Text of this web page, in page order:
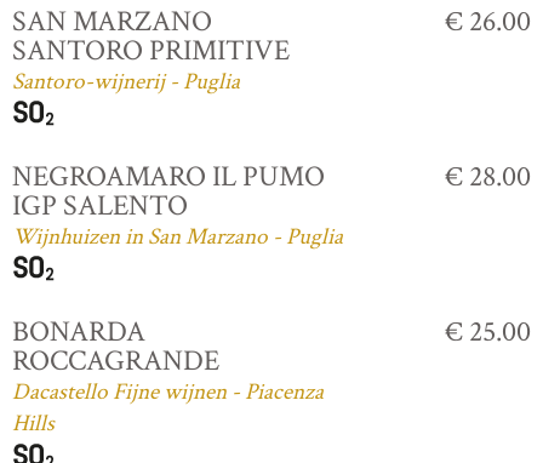
SAN MARZANO
SANTORO PRIMITIVE
Santoro-wijnerij - Puglia
€ 26.00
NEGROAMARO IL PUMO
IGP SALENTO
Wijnhuizen in San Marzano - Puglia
€ 28.00
BONARDA
ROCCAGRANDE
Dacastello Fijne wijnen - Piacenza
Hills
€ 25.00